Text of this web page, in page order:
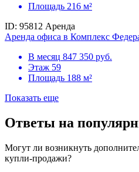
Площадь 216 м²
ID: 95812 Аренда
Аренда офиса в Комплекс
В месяц 847 350 руб.
Этаж 59
Площадь 188 м²
Показать еще
Ответы на
Могут ли возникнуть
купли-продажи?